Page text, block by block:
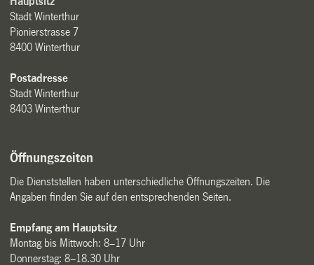
Stadt Winterthur
Pionierstrasse 7
8400 Winterthur
Postadresse
Stadt Winterthur
8403 Winterthur
Öffnungszeiten
Die Dienststellen haben unterschiedliche Öffnungszeiten. Die
Angaben finden Sie auf den entsprechenden Seiten.
Empfang am Hauptsitz
Montag bis Mittwoch: 8–17 Uhr
Donnerstag: 8–18.30 Uhr